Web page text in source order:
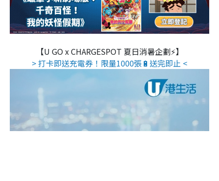
【U GO x CHARGESPOT 夏日消暑企劃⚡】
> 打卡即送充電券！限量1000張🔋送完即止 <